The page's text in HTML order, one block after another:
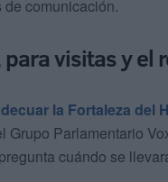
comunicación.
para visitas y
la Fortaleza del
Grupo Parlamentario
cuándo se